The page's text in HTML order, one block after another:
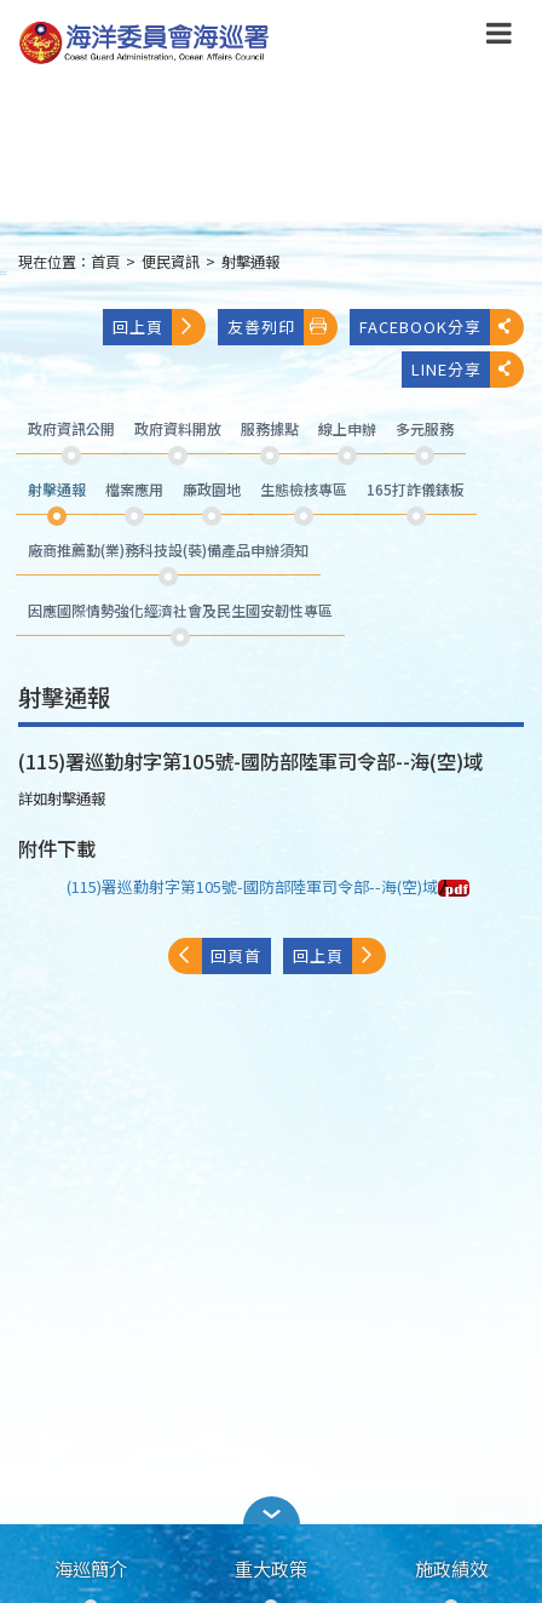
到
主
:::
現在位置： 首頁 > 便民資訊 > 射擊通報
回上頁 友善列印
FACEBOOK分享
LINE分享
政府資訊公開 政府資料開放 服務據點 線上申辦 多元服務
射擊通報 檔案應用 廉政園地 生態檢核專區 165打詐儀錶板
廠商推薦勤(業)務科技設(裝)備產品申辦須知
因應國際情勢強化經濟社會及民生國安韌性專區
射擊通報
(115)署巡勤射字第105號-國防部陸軍司令部--海(空)域
詳如射擊通報
附件下載
(115)署巡勤射字第105號-國防部陸軍司令部--海(空)域
回頁首 回上頁
海巡簡介 重大政策 施政績效